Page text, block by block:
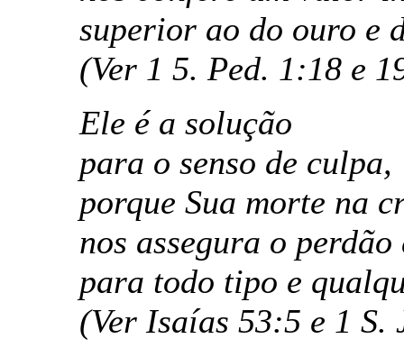
superior ao do ouro e
(Ver 1 5. Ped. 1:18 e
Ele é a solução
para o senso de culpa,
porque Sua morte na
nos assegura o
para todo tipo e
(Ver Isaías 53:5 e 1 S.